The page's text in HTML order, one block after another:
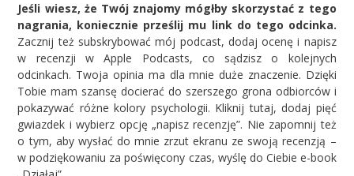
Jeśli wiesz, że Twój znajomy mógłby skorzystać z tego
nagrania, koniecznie prześlij mu link do tego odcinka.
Zacznij też subskrybować mój podcast, dodaj ocenę i napisz
w recenzji w Apple Podcasts, co sądzisz o kolejnych
odcinkach. Twoja opinia ma dla mnie duże znaczenie. Dzięki
Tobie mam szansę docierać do szerszego grona odbiorców i
pokazywać różne kolory psychologii. Kliknij tutaj, dodaj pięć
gwiazdek i wybierz opcję „napisz recenzję”. Nie zapomnij też
o tym, aby wysłać do mnie zrzut ekranu ze swoją recenzją –
w podziękowaniu za poświęcony czas, wyślę do Ciebie e-book